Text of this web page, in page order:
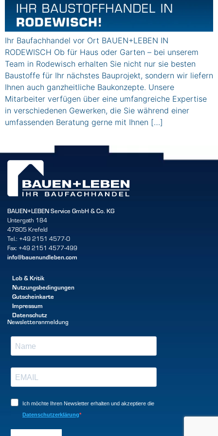
Ihr Baufachhandel vor Ort BAUEN+LEBEN IN
RODEWISCH Ob für Haus oder Garten – bei unserem
Team in Rodewisch erhalten Sie nicht nur sie besten
Baustoffe für Ihr nächstes Bauprojekt, sondern wir liefern
Ihnen auch ganzheitliche Baukonzepte. Unsere
Mitarbeiter verfügen über eine umfangreiche Expertise
in verschiedenen Gewerken, die Sie während einer
umfassenden Beratung gerne mit Ihnen […]
BAUEN+LEBEN Service GmbH & Co. KG
Untergath 184
47805 Krefeld
Tel.: +49 2151 4577-0
Fax: +49 2151 4577-499
info@bauenundleben.com
Lob & Kritik
Nutzungsbedingungen
Gutscheinkarte
Impressum
Datenschutz
Newsletteranmeldung
Ich möchte Ihren Newsletter erhalten und akzeptiere die
Datenschutzerklärung